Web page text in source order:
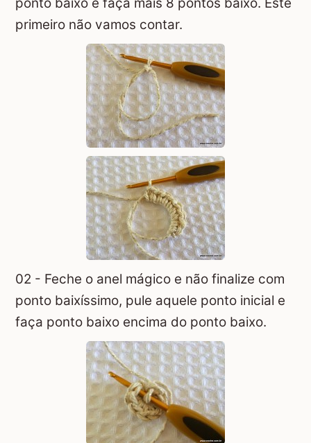
primeiro não vamos contar.
02 - Feche o anel mágico e não finalize com
ponto baixíssimo, pule aquele ponto inicial e
faça ponto baixo encima do ponto baixo.